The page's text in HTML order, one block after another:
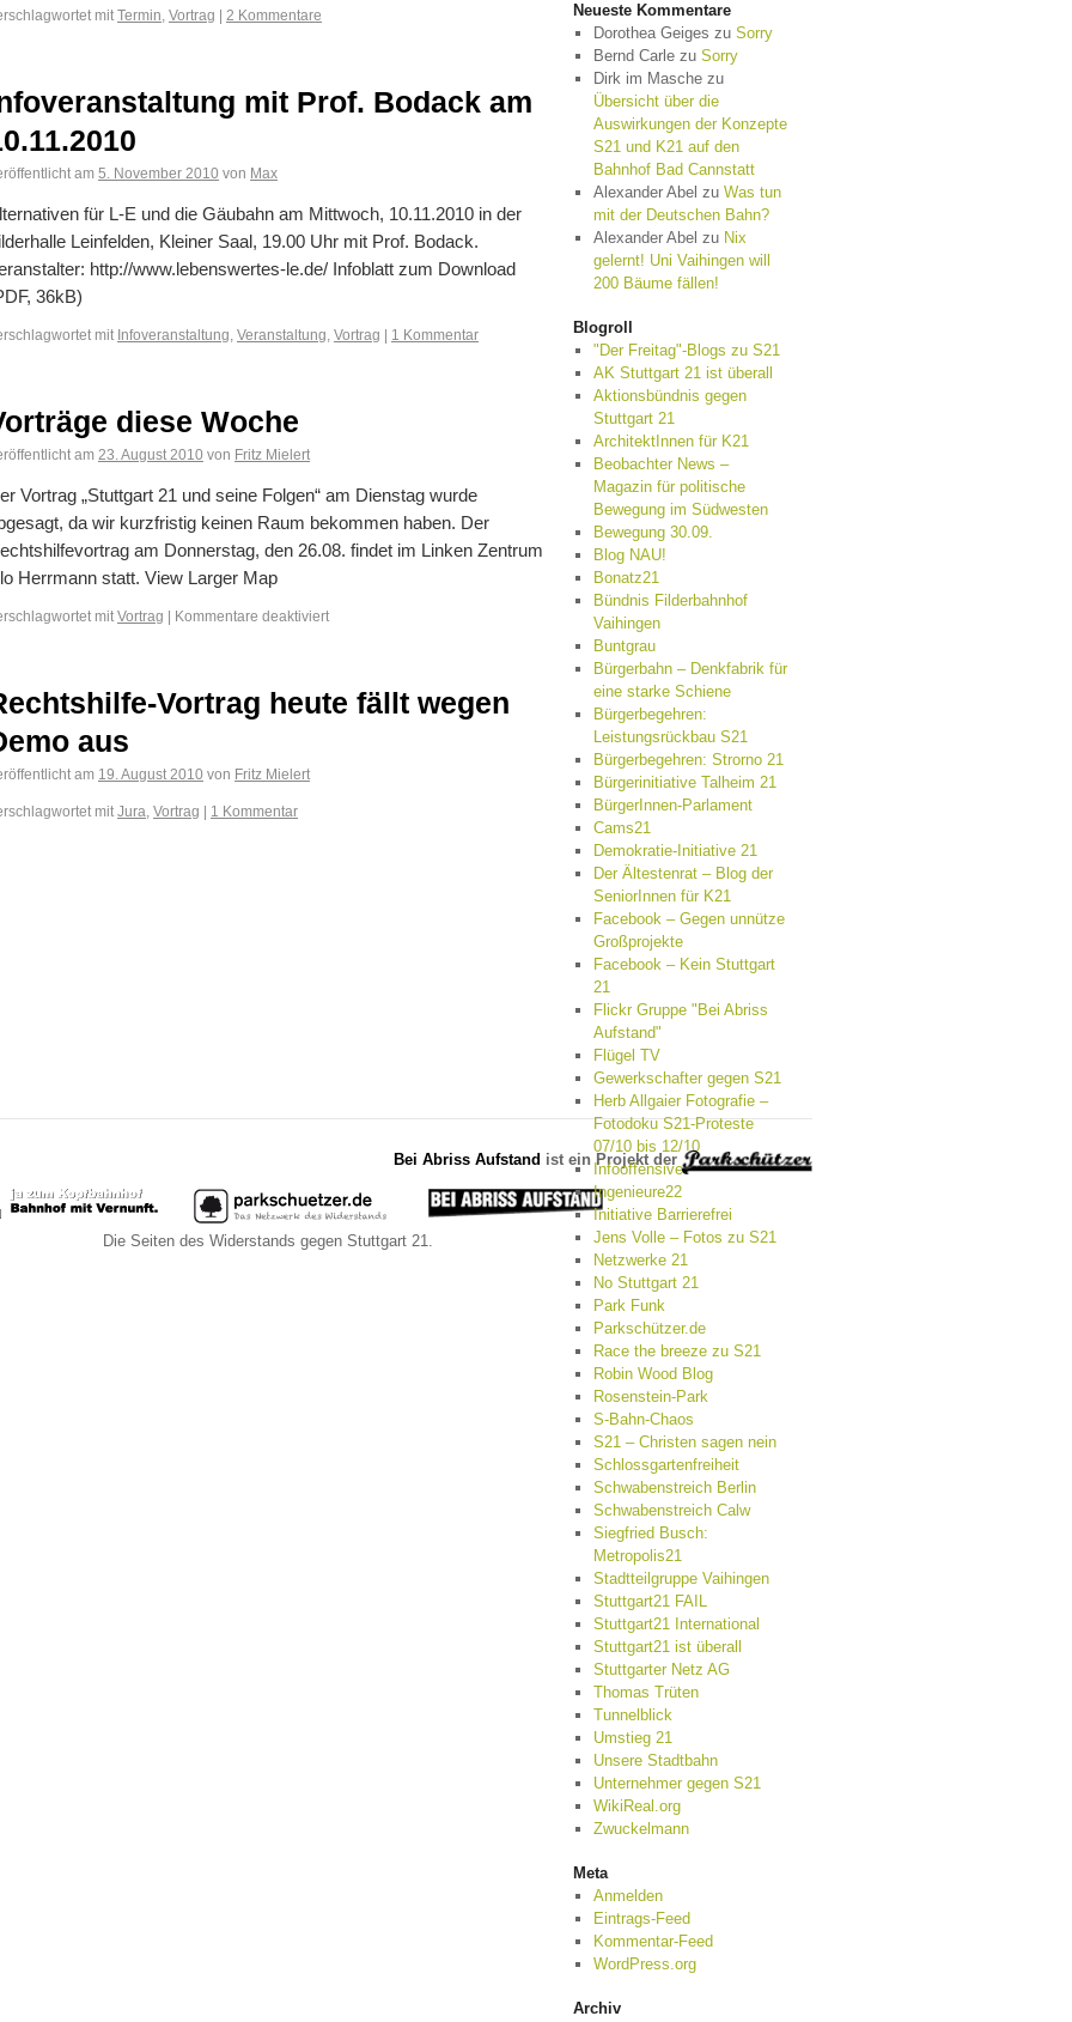
mit Termin Vortrag | 2 Kommentare
mit Prof. Bodack am
am 5. November 2010 von Max
für L-E und die Gäubahn am Mittwoch, 10.11.2010 in der
Leinfelden, Kleiner Saal, 19.00 Uhr mit Prof. Bodack.
http://www.lebenswertes-le.de/ Infoblatt zum Download
36kB)
mit Infoveranstaltung Veranstaltung Vortrag | 1 Kommentar
diese Woche
am 23. August 2010 von Fritz Mielert
Vortrag „Stuttgart 21 und seine Folgen“ am Dienstag wurde
da wir kurzfristig keinen Raum bekommen haben. Der
am Donnerstag, den 26.08. findet im Linken Zentrum
Herrmann statt. View Larger Map
mit Vortrag | Kommentare deaktiviert
Vortrag heute fällt wegen
aus
am 19. August 2010 von Fritz Mielert
mit Jura Vortrag | 1 Kommentar
Neueste Kommentare
Dorothea Geiges zu Sorry
Bernd Carlezu Sorry
Dirk im Maschezu
Übersicht über die
Auswirkungen der Konzepte
S21 und K21 auf den
Bahnhof Bad Cannstatt
Alexander Abel zu Was tun
mit der Deutschen Bahn?
Alexander Abel zu Nix
gelernt! Uni Vaihingen will
200 Bäume fällen!
Blogroll
"Der Freitag"-Blogs zu S21
AK Stuttgart 21 ist überall
Aktionsbündnis gegen
Stuttgart 21
ArchitektInnen für K21
Beobachter News –
Magazin für politische
Bewegung im Südwesten
Bewegung 30.09.
Blog NAU!
Bonatz21
Bündnis Filderbahnhof
Vaihingen
Buntgrau
Bürgerbahn – Denkfabrik für
eine starke Schiene
Bürgerbegehren:
Leistungsrückbau S21
Bürgerbegehren: Strorno 21
Bürgerinitiative Talheim 21
BürgerInnen-Parlament
Cams21
Demokratie-Initiative 21
Der Ältestenrat – Blog der
SeniorInnen für K21
Facebook – Gegen unnütze
Großprojekte
Facebook – Kein Stuttgart
21
Flickr Gruppe "Bei Abriss
Aufstand"
Flügel TV
Gewerkschafter gegen S21
Herb Allgaier Fotografie –
Fotodoku S21-Proteste
07/10 bis 12/10
Infooffensive
Ingenieure22
Initiative Barrierefrei
Jens Volle – Fotos zu S21
Netzwerke 21
No Stuttgart 21
Park Funk
Parkschützer.de
Race the breeze zu S21
Robin Wood Blog
Rosenstein-Park
S-Bahn-Chaos
S21 – Christen sagen nein
Schlossgartenfreiheit
Schwabenstreich Berlin
Schwabenstreich Calw
Siegfried Busch:
Metropolis21
Stadtteilgruppe Vaihingen
Stuttgart21 FAIL
Stuttgart21 International
Stuttgart21 ist überall
Stuttgarter Netz AG
Thomas Trüten
Tunnelblick
Umstieg 21
Unsere Stadtbahn
Unternehmer gegen S21
WikiReal.org
Zwuckelmann
Meta
Anmelden
Eintrags-Feed
Kommentar-Feed
WordPress.org
Archiv
Bei Abriss Aufstand ist ein Projekt der
Die Seiten des Widerstands gegen Stuttgart 21.